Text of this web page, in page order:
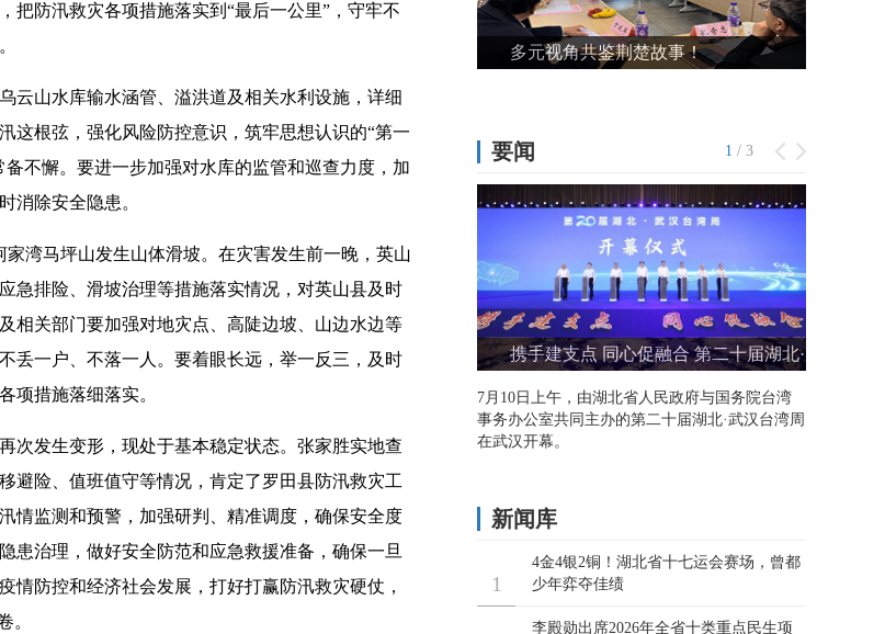
把防汛救灾各项措施落实到“最后一公里”，守牢不
云山水库输水涵管、溢洪道及相关水利设施，详细
这根弦，强化风险防控意识，筑牢思想认识的“第一
不懈。要进一步加强对水库的监管和巡查力度，加
消除安全隐患。
湾马坪山发生山体滑坡。在灾害发生前一晚，英山
急排险、滑坡治理等措施落实情况，对英山县及时
相关部门要加强对地灾点、高陡边坡、山边水边等
丢一户、不落一人。要着眼长远，举一反三，及时
项措施落细落实。
次发生变形，现处于基本稳定状态。张家胜实地查
避险、值班值守等情况，肯定了罗田县防汛救灾工
情监测和预警，加强研判、精准调度，确保安全度
患治理，做好安全防范和应急救援准备，确保一旦
情防控和经济社会发展，打好打赢防汛救灾硬仗，
。